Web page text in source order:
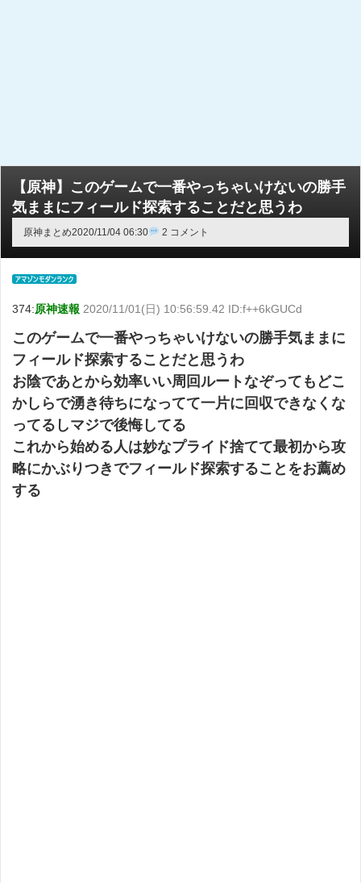
【原神】このゲームで一番やっちゃいけないの勝手
気ままにフィールド探索することだと思うわ
原神まとめ2020/11/04 06:30 2 コメント
374:原神速報 2020/11/01(日) 10:56:59.42 ID:f++6kGUCd
このゲームで一番やっちゃいけないの勝手気ままに
フィールド探索することだと思うわ
お陰であとから効率いい周回ルートなぞってもどこ
かしらで湧き待ちになってて一片に回収できなくな
ってるしマジで後悔してる
これから始める人は妙なプライド捨てて最初から攻
略にかぶりつきでフィールド探索することをお薦め
する